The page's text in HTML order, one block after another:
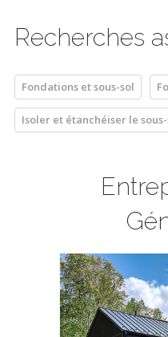
Recherches
Fondations et sous-sol
Isoler et étanchéiser le